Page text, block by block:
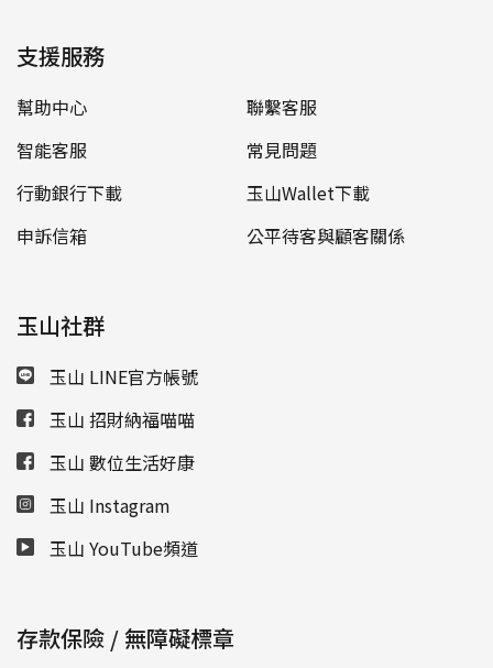
支援服務
幫助中心
聯繫客服
智能客服
常見問題
行動銀行下載
玉山Wallet下載
申訴信箱
公平待客與顧客關係
玉山社群
玉山 LINE官方帳號
玉山 招財納福喵喵
玉山 數位生活好康
玉山 Instagram
玉山 YouTube頻道
存款保險 / 無障礙標章